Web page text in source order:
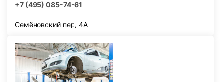
+7 (495) 085-74-61
Семёновский пер, 4А